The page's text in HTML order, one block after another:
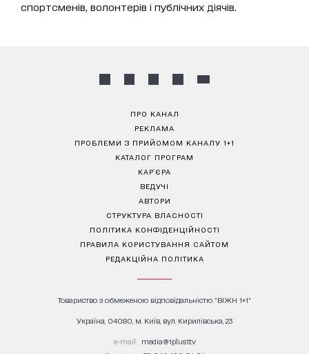
спортсменів, волонтерів і публічних діячів.
ПРО КАНАЛ
РЕКЛАМА
ПРОБЛЕМИ З ПРИЙОМОМ КАНАЛУ 1+1
КАТАЛОГ ПРОГРАМ
КАР’ЄРА
ВЕДУЧІ
АВТОРИ
СТРУКТУРА ВЛАСНОСТІ
ПОЛІТИКА КОНФІДЕНЦІЙНОСТІ
ПРАВИЛА КОРИСТУВАННЯ САЙТОМ
РЕДАКЦІЙНА ПОЛІТИКА
Товариство з обмеженою відповідальністю "ВІЖН 1+1"
Україна, 04080, м. Київ, вул. Кирилівська, 23
е-mail: media@1plus1.tv